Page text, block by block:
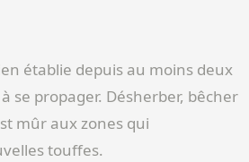
établie depuis au moins deux
se propager. Désherber, bêcher
mûr aux zones qui
touffes.